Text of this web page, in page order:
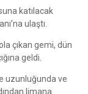
katılacak
ulaştı.
çıkan gemi, dün
geldi.
uzunluğunda ve
limana